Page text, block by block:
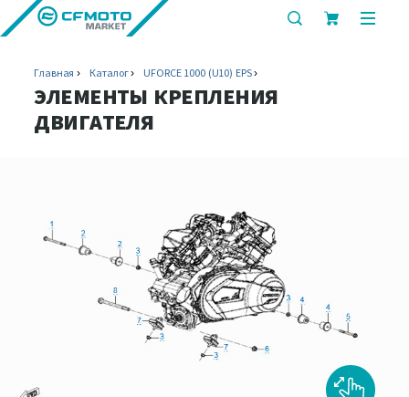
показать
Главная Каталог UFORCE 1000 (U10) EPS
ЭЛЕМЕНТЫ КРЕПЛЕНИЯ
ДВИГАТЕЛЯ